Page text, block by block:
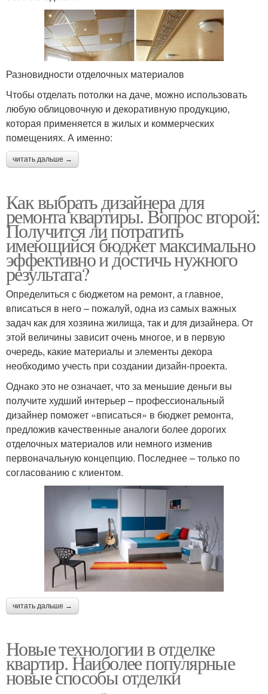
Разновидности отделочных материалов
Чтобы отделать потолки на даче, можно использовать
любую облицовочную и декоративную продукцию,
которая применяется в жилых и коммерческих
помещениях. А именно:
читать дальше →
Как выбрать дизайнера для
ремонта квартиры. Вопрос второй:
Получится ли потратить
имеющийся бюджет максимально
эффективно и достичь нужного
результата?
Определиться с бюджетом на ремонт, а главное,
вписаться в него – пожалуй, одна из самых важных
задач как для хозяина жилища, так и для дизайнера. От
этой величины зависит очень многое, и в первую
очередь, какие материалы и элементы декора
необходимо учесть при создании дизайн-проекта.
Однако это не означает, что за меньшие деньги вы
получите худший интерьер – профессиональный
дизайнер поможет «вписаться» в бюджет ремонта,
предложив качественные аналоги более дорогих
отделочных материалов или немного изменив
первоначальную концепцию. Последнее – только по
согласованию с клиентом.
читать дальше →
Новые технологии в отделке
квартир. Наиболее популярные
новые способы отделки